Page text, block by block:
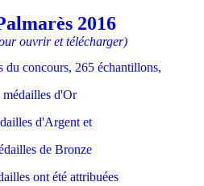
2016
ouvrir et télécharger)
du concours, 265 échantillons,
médailles d'Or
d'Argent et
de Bronze
ont été attribuées